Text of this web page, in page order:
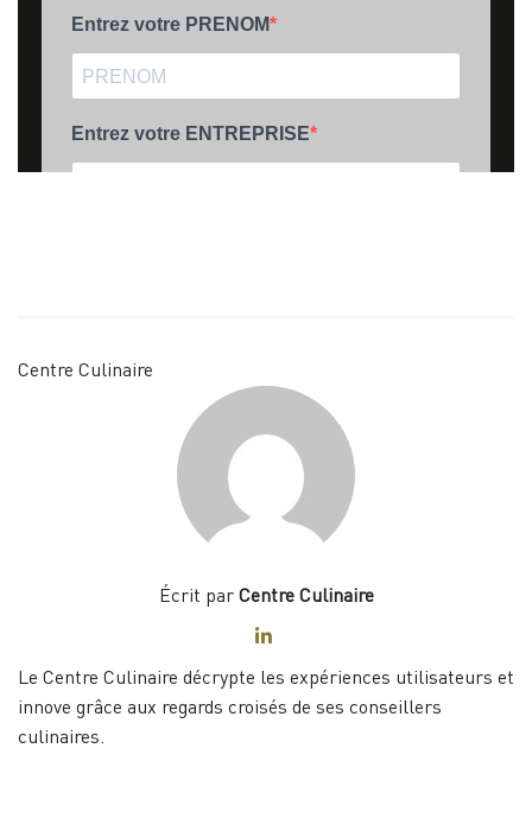
Centre Culinaire
Écrit par Centre Culinaire
Le Centre Culinaire décrypte les expériences utilisateurs et
innove grâce aux regards croisés de ses conseillers
culinaires.